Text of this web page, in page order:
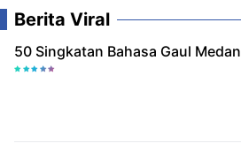
Berita Viral
50 Singkatan Bahasa Gaul Medan